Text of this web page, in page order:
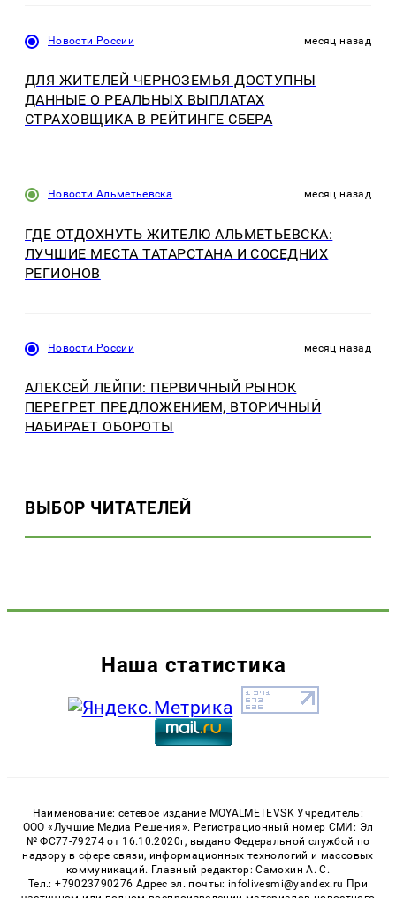
Новости России месяц назад
ДЛЯ ЖИТЕЛЕЙ ЧЕРНОЗЕМЬЯ ДОСТУПНЫ
ДАННЫЕ О РЕАЛЬНЫХ ВЫПЛАТАХ
СТРАХОВЩИКА В РЕЙТИНГЕ СБЕРА
Новости Альметьевска месяц назад
ГДЕ ОТДОХНУТЬ ЖИТЕЛЮ АЛЬМЕТЬЕВСКА:
ЛУЧШИЕ МЕСТА ТАТАРСТАНА И СОСЕДНИХ
РЕГИОНОВ
Новости России месяц назад
АЛЕКСЕЙ ЛЕЙПИ: ПЕРВИЧНЫЙ РЫНОК
ПЕРЕГРЕТ ПРЕДЛОЖЕНИЕМ, ВТОРИЧНЫЙ
НАБИРАЕТ ОБОРОТЫ
ВЫБОР ЧИТАТЕЛЕЙ
Наша статистика
Наименование: сетевое издание MOYALMETEVSK Учредитель:
ООО «Лучшие Медиа Решения». Регистрационный номер СМИ: Эл
№ ФС77-79274 от 16.10.2020г, выдано Федеральной службой по
надзору в сфере связи, информационных технологий и массовых
коммуникаций. Главный редактор: Самохин А. С.
Тел.: +79023790276 Адрес эл. почты: infolivesmi@yandex.ru При